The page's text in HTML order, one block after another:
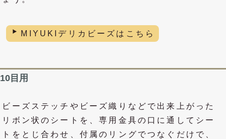
MIYUKIデリカビーズはこちら
10目用
ビーズステッチやビーズ織りなどで出来上がった
リボン状のシートを、専用金具の口に通してシー
トをとじ合わせ、付属のリングでつなぐだけで、